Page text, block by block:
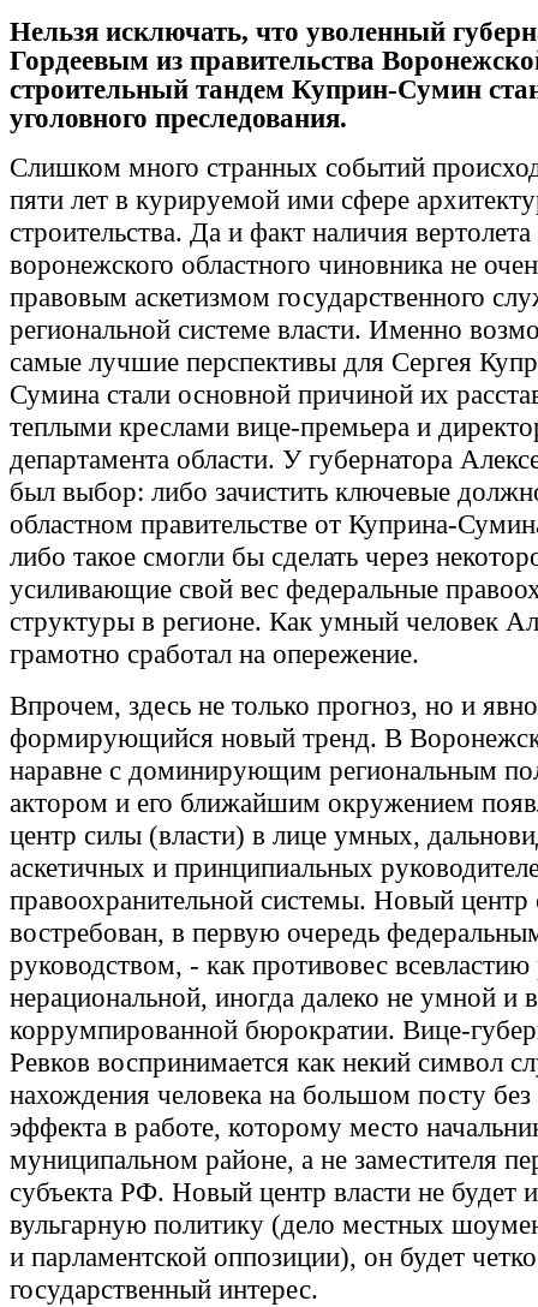
Нельзя исключать, что уволенный
Гордеевым из правительства
строительный тандем Куприн-Сумин
уголовного преследования.
Слишком много странных событий
пяти лет в курируемой ими сфере
строительства. Да и факт наличия вертолета
воронежского областного чиновника не
правовым аскетизмом государственного
региональной системе власти. Именно
самые лучшие перспективы для Сергея
Сумина стали основной причиной их
теплыми креслами вице-премьера и
департамента области. У губернатора
был выбор: либо зачистить ключевые
областном правительстве от Куприна-
либо такое смогли бы сделать через
усиливающие свой вес федеральные
структуры в регионе. Как умный человек
грамотно сработал на опережение.
Впрочем, здесь не только прогноз, но и явно
формирующийся новый тренд. В
наравне с доминирующим региональным
актором и его ближайшим окружением
центр силы (власти) в лице умных,
аскетичных и принципиальных
правоохранительной системы. Новый центр
востребован, в первую очередь
руководством, - как противовес всевластию
нерациональной, иногда далеко не умной и
коррумпированной бюрократии. Вице-
Ревков воспринимается как некий символ
нахождения человека на большом посту без
эффекта в работе, которому место
муниципальном районе, а не заместителя
субъекта РФ. Новый центр власти не будет
вульгарную политику (дело местных
и парламентской оппозиции), он будет четко
государственный интерес.